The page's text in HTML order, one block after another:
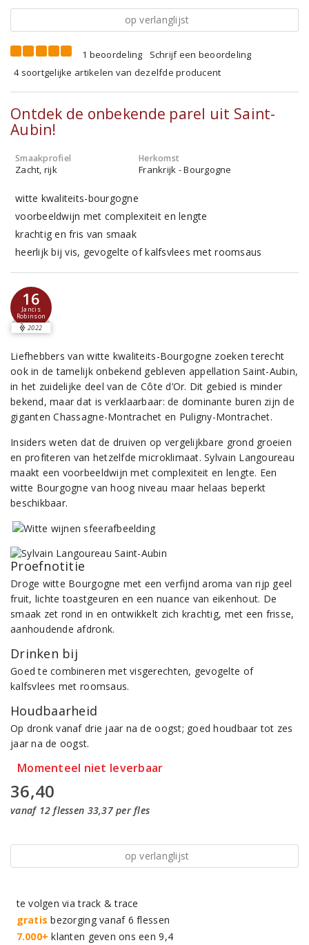
op verlanglijst
1 beoordeling
Schrijf een beoordeling
4 soortgelijke artikelen van dezelfde producent
Ontdek de onbekende parel uit Saint-
Aubin!
Smaakprofiel
Zacht, rijk
Herkomst
Frankrijk - Bourgogne
witte kwaliteits-bourgogne
voorbeeldwijn met complexiteit en lengte
krachtig en fris van smaak
heerlijk bij vis, gevogelte of kalfsvlees met roomsaus
16
Jancis
Robinson
2022
Liefhebbers van witte kwaliteits-Bourgogne zoeken terecht
ook in de tamelijk onbekend gebleven appellation Saint-Aubin,
in het zuidelijke deel van de Côte d’Or. Dit gebied is minder
bekend, maar dat is verklaarbaar: de dominante buren zijn de
giganten Chassagne-Montrachet en Puligny-Montrachet.
Insiders weten dat de druiven op vergelijkbare grond groeien
en profiteren van hetzelfde microklimaat. Sylvain Langoureau
maakt een voorbeeldwijn met complexiteit en lengte. Een
witte Bourgogne van hoog niveau maar helaas beperkt
beschikbaar.
Proefnotitie
Droge witte Bourgogne met een verfijnd aroma van rijp geel
fruit, lichte toastgeuren en een nuance van eikenhout. De
smaak zet rond in en ontwikkelt zich krachtig, met een frisse,
aanhoudende afdronk.
Drinken bij
Goed te combineren met visgerechten, gevogelte of
kalfsvlees met roomsaus.
Houdbaarheid
Op dronk vanaf drie jaar na de oogst; goed houdbaar tot zes
jaar na de oogst.
Momenteel niet leverbaar
36,40
vanaf 12 flessen 33,37 per fles
op verlanglijst
te volgen via track & trace
gratis bezorging vanaf 6 flessen
7.000+ klanten geven ons een 9,4